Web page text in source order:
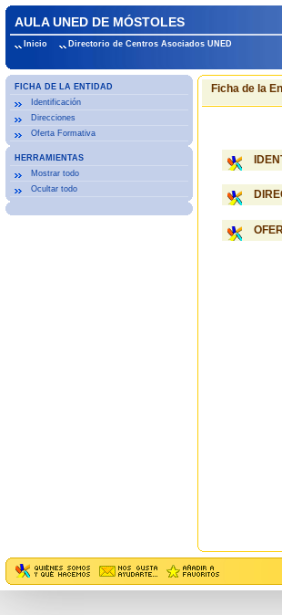
AULA UNED DE MÓSTOLES
Inicio Directorio de Centros Asociados UNED
FICHA DE LA ENTIDAD
Identificación
Direcciones
Oferta Formativa
HERRAMIENTAS
Mostrar todo
Ocultar todo
Ficha de la